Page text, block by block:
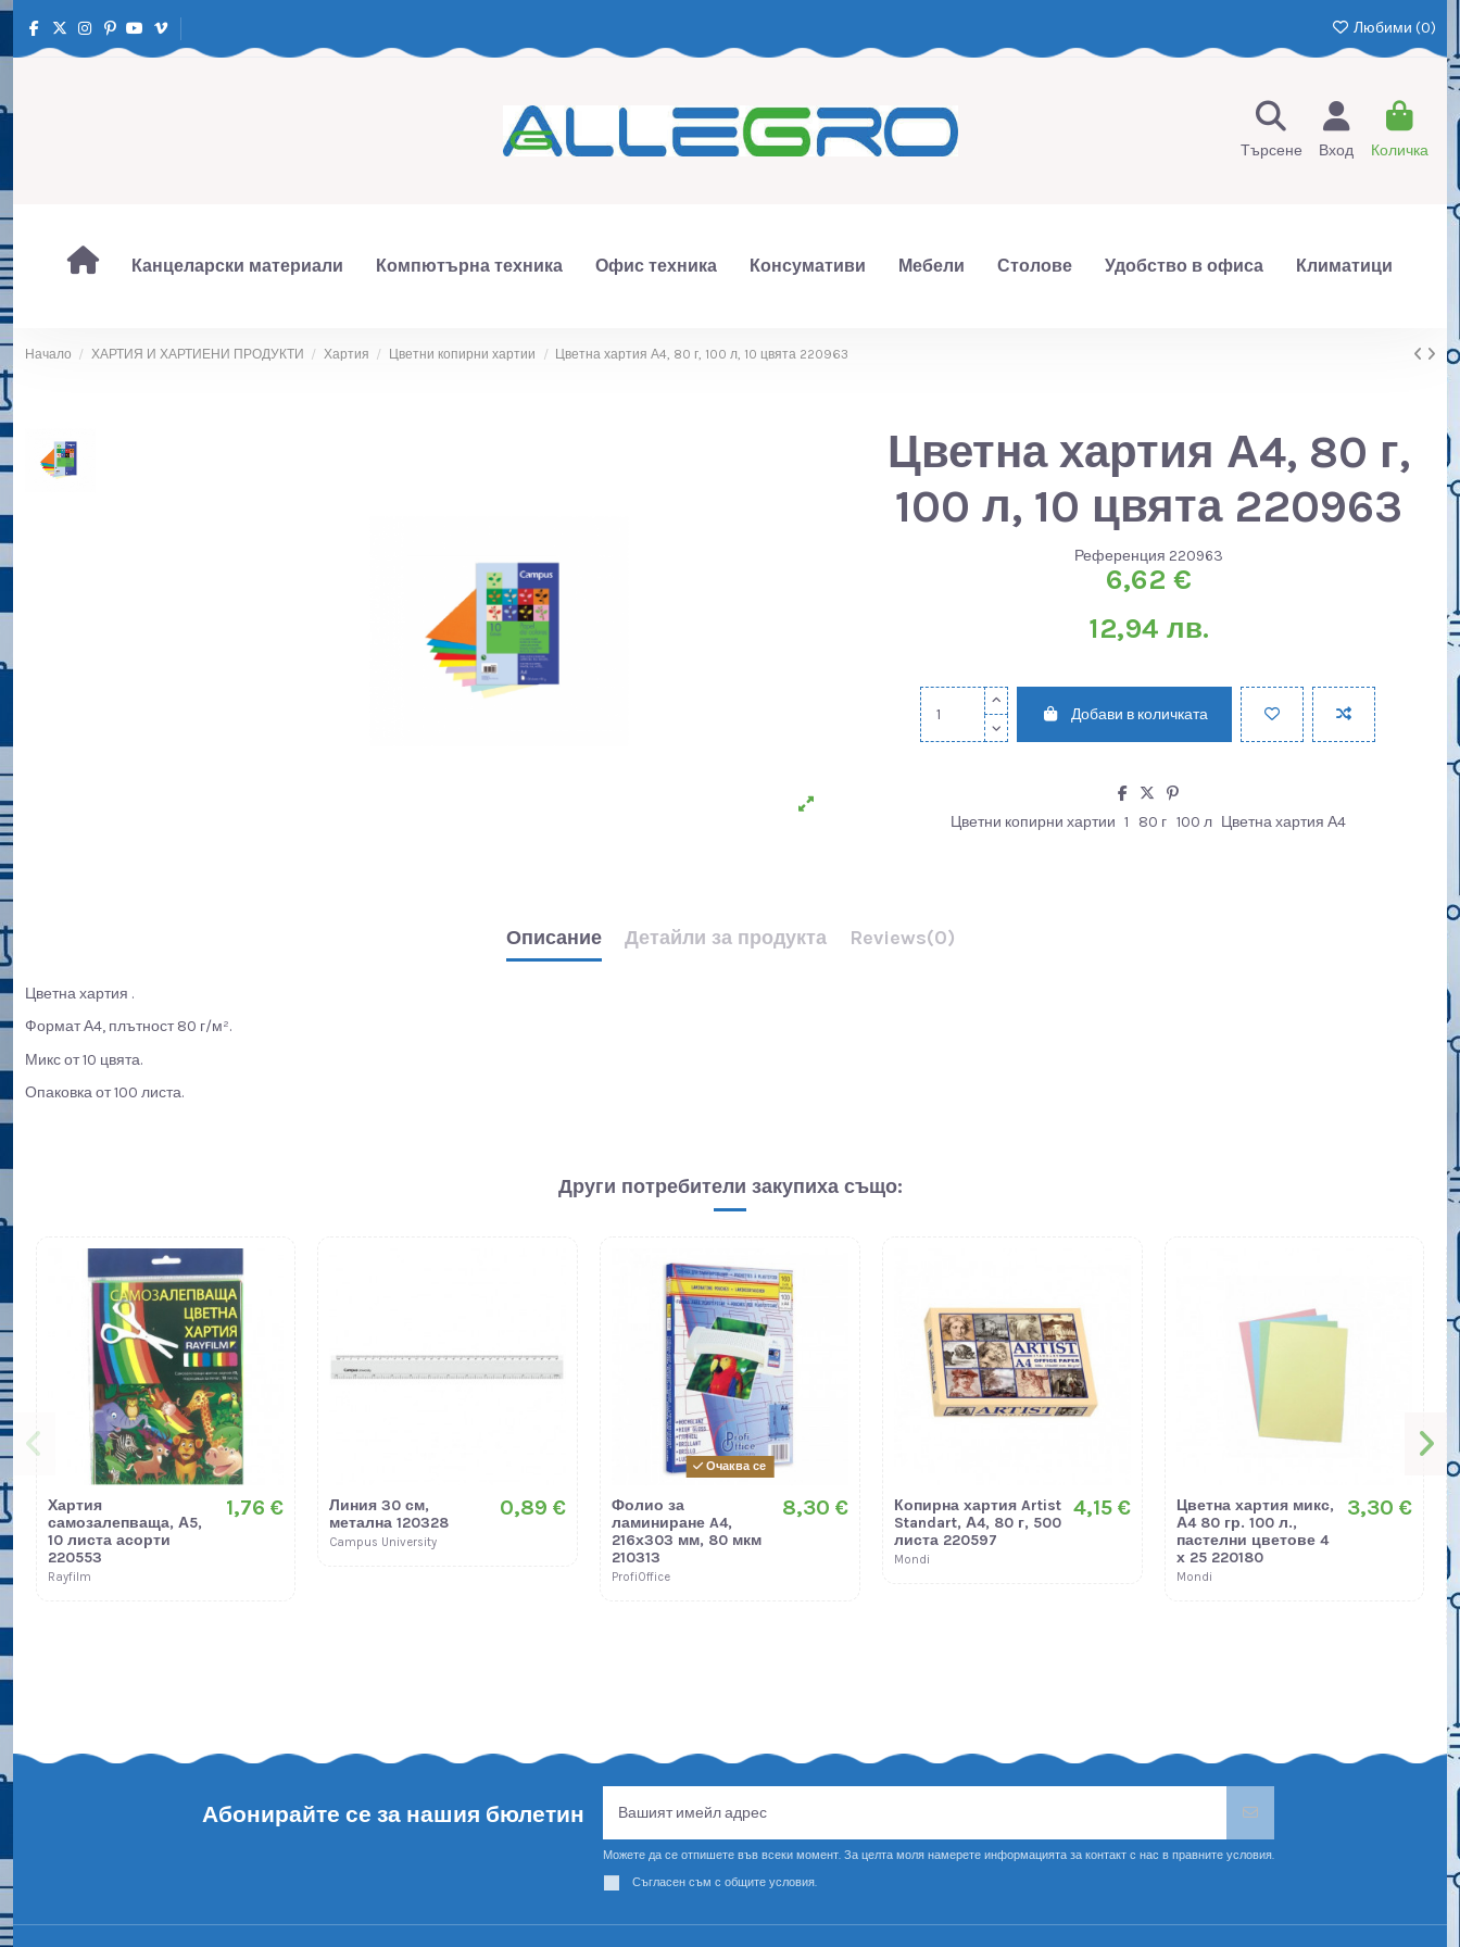
Любими (0)
Търсене Вход Количка
Канцеларски материали Компютърна техника Офис техника Консумативи Мебели Столове Удобство в офиса Климатици
Начало ХАРТИЯ И ХАРТИЕНИ ПРОДУКТИ Хартия Цветни копирни хартии Цветна хартия А4, 80 г, 100 л, 10 цвята 220963
Цветна хартия А4, 80 г,
100 л, 10 цвята 220963
Референция 220963
6,62 €
12,94 лв.
Добави в количката
Цветни копирни хартии 1 80 г 100 л Цветна хартия А4
Описание Детайли за продукта Reviews(0)
Цветна хартия .
Формат А4, плътност 80 г/м².
Микс от 10 цвята.
Опаковка от 100 листа.
Други потребители закупиха също:
Хартия
самозалепваща, А5,
10 листа асорти
220553
Rayfilm
1,76 €
Линия 30 см,
метална 120328
Campus University
0,89 €
Очаква се
Фолио за
ламиниране A4,
216х303 мм, 80 мкм
210313
ProfiOffice
8,30 €
Копирна хартия Artist
Standart, А4, 80 г, 500
листа 220597
Mondi
4,15 €
Цветна хартия микс,
А4 80 гр. 100 л.,
пастелни цветове 4
х 25 220180
Mondi
3,30 €
Абонирайте се за нашия бюлетин
Можете да се отпишете във всеки момент. За целта моля намерете информацията за контакт с нас в правните условия.
Съгласен съм с общите условия.